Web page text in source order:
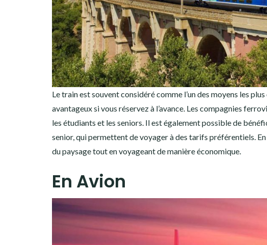
Le train est souvent considéré comme l’un des moyens les
avantageux si vous réservez à l’avance. Les compagnies
les étudiants et les seniors. Il est également possible de
senior, qui permettent de voyager à des tarifs préférentiels.
du paysage tout en voyageant de manière économique.
En Avion